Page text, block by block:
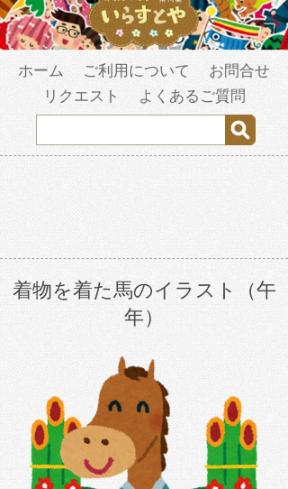
ホーム ご利用について
お問合せ
リクエスト
よくあるご質問
着物を着た馬のイラスト（午
年）